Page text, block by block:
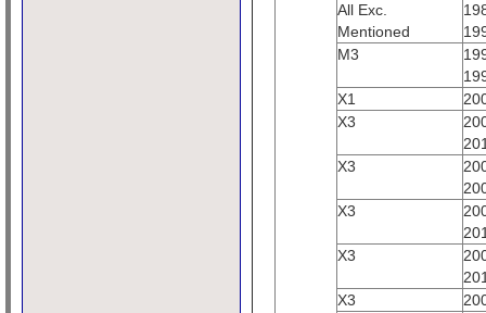
All Exc.
Mentioned
M3
X1
X3
X3
X3
X3
X3